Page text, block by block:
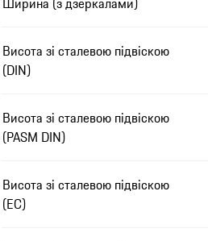
Висота зі сталевою підвіскою
(DIN)
Висота зі сталевою підвіскою
(PASM DIN)
Висота зі сталевою підвіскою
(EC)